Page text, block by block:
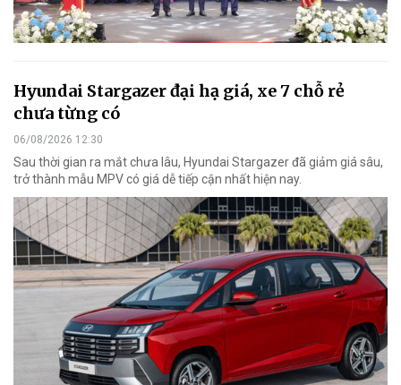
Hyundai Stargazer đại hạ giá, xe 7 chỗ rẻ
chưa từng có
06/08/2026 12:30
Sau thời gian ra mắt chưa lâu, Hyundai Stargazer đã giảm giá sâu,
trở thành mẫu MPV có giá dễ tiếp cận nhất hiện nay.